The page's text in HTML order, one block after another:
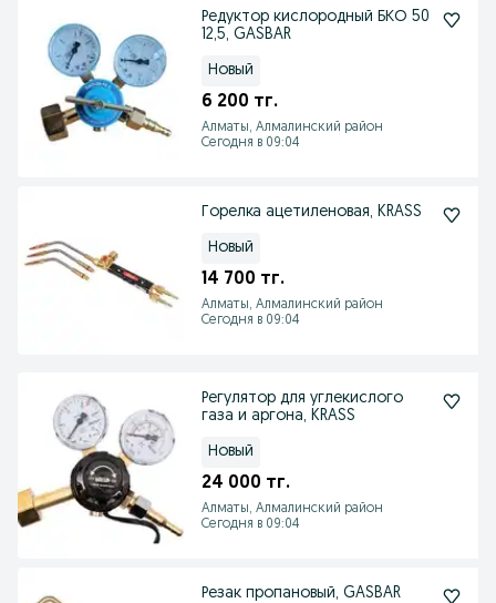
Редуктор кислородный БКО 50
12,5, GASBAR
Новый
6 200 тг.
Алматы, Алмалинский район
Сегодня в 09:04
Горелка ацетиленовая, KRASS
Новый
14 700 тг.
Алматы, Алмалинский район
Сегодня в 09:04
Регулятор для углекислого
газа и аргона, KRASS
Новый
24 000 тг.
Алматы, Алмалинский район
Сегодня в 09:04
Резак пропановый, GASBAR